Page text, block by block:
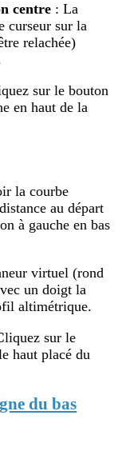
centre : La
curseur sur la
relachée)
sur le bouton
en haut de la
la courbe
au départ
à gauche en bas
virtuel (rond
un doigt la
altimétrique.
liquez sur le
haut placé du
du bas